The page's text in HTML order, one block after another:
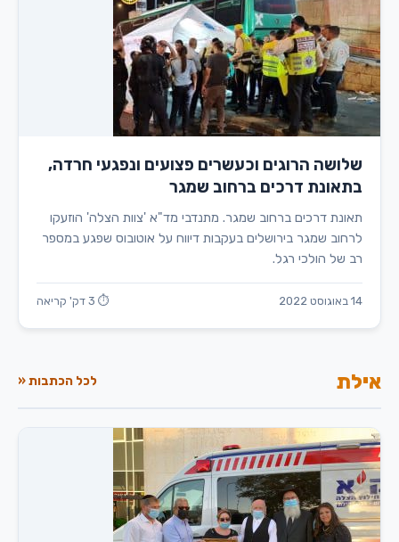
שלושה הרוגים וכעשרים פצועים ונפגעי חרדה,
בתאונת דרכים ברחוב שמגר
תאונת דרכים ברחוב שמגר. מתנדבי מד"א 'צוות הצלה' הוזעקו
לרחוב שמגר בירושלים בעקבות דיווח על אוטובוס שפגע במספר
רב של הולכי רגל.
14 באוגוסט 2022 ⏱ 3 דק' קריאה
אילת לכל הכתבות «